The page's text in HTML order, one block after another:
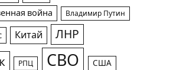
война Владимир Путин
Китай ЛНР
РПЦ СВО США